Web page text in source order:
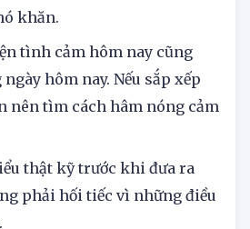
khăn.
tình cảm hôm nay cũng
hôm nay. Nếu sắp xếp
nên tìm cách hâm nóng cảm
thật kỹ trước khi đưa ra
phải hối tiếc vì những điều